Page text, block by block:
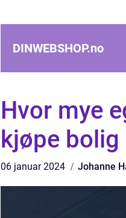
DINWEBSHOP.no
Hvor mye
kjøpe bolig
06 januar 2024 Johanne